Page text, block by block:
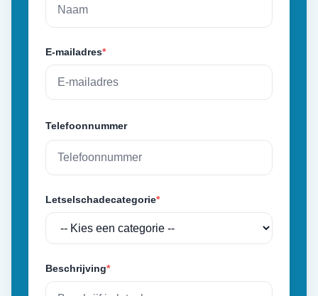
E-mailadres*
Telefoonnummer
Letselschadecategorie*
Beschrijving*